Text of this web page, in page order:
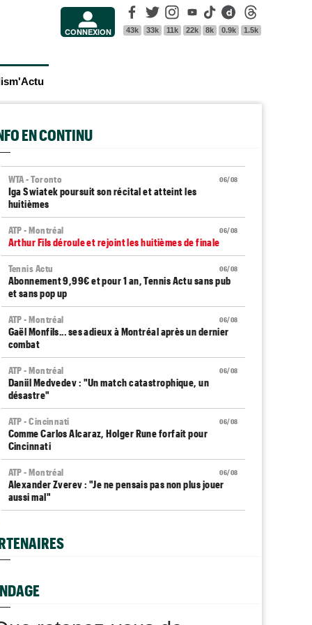
CONNEXION
Facebook
43k
Twitter
33k
Instagram
11k
Youtube
22k
Tik Tok
8k
Dailymotion
0.9k 1.5k
EN CONTINU
06/08
WTA - Toronto
Iga Swiatek poursuit son récital et atteint les
huitièmes
06/08
ATP - Montréal
Arthur Fils déroule et rejoint les huitièmes de finale
06/08
Tennis Actu
Abonnement 9,99€ et pour 1 an, Tennis Actu sans pub
et sans pop up
06/08
ATP - Montréal
Gaël Monfils... ses adieux à Montréal après un dernier
combat
06/08
ATP - Montréal
Daniil Medvedev : "Un match catastrophique, un
désastre"
06/08
ATP - Cincinnati
Comme Carlos Alcaraz, Holger Rune forfait pour
Cincinnati
06/08
ATP - Montréal
Alexander Zverev : "Je ne pensais pas non plus jouer
aussi mal"
mais..."
Auger-Aliassime, forfait : "Une douleur au niveau du
dos"